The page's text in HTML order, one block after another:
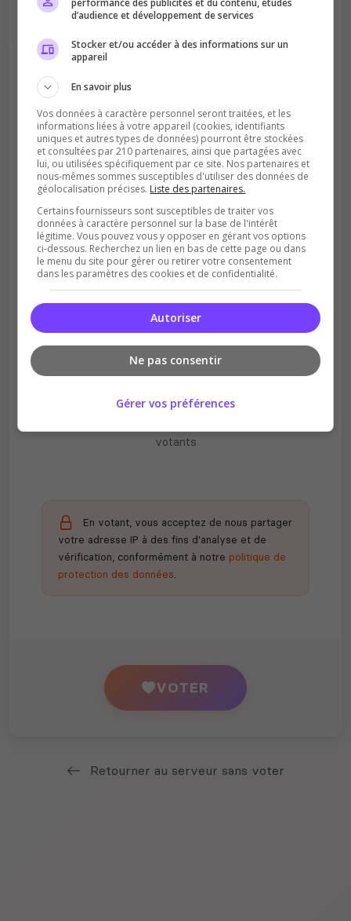
Améliore le classement
classement
Soutient la communauté
Plus de visibilité = plus de joueurs
Récompenses possibles
votants
En votant, vous acceptez de nous partager
votre adresse IP à des fins d'analyse et de
vérification, conformément à notre politique de
protection des données.
VOTER
Retourner au serveur sans voter
performance des publicités et du contenu, études
d’audience et développement de services
Stocker et/ou accéder à des informations sur un
appareil
En savoir plus
Vos données à caractère personnel seront traitées, et les
informations liées à votre appareil (cookies, identifiants
uniques et autres types de données) pourront être stockées
et consultées par 210 partenaires, ainsi que partagées avec
lui, ou utilisées spécifiquement par ce site. Nos partenaires et
nous-mêmes sommes susceptibles d'utiliser des données de
géolocalisation précises. Liste des partenaires.
Certains fournisseurs sont susceptibles de traiter vos
données à caractère personnel sur la base de l'intérêt
légitime. Vous pouvez vous y opposer en gérant vos options
ci-dessous. Recherchez un lien en bas de cette page ou dans
le menu du site pour gérer ou retirer votre consentement
dans les paramètres des cookies et de confidentialité.
Autoriser
Ne pas consentir
Gérer vos préférences